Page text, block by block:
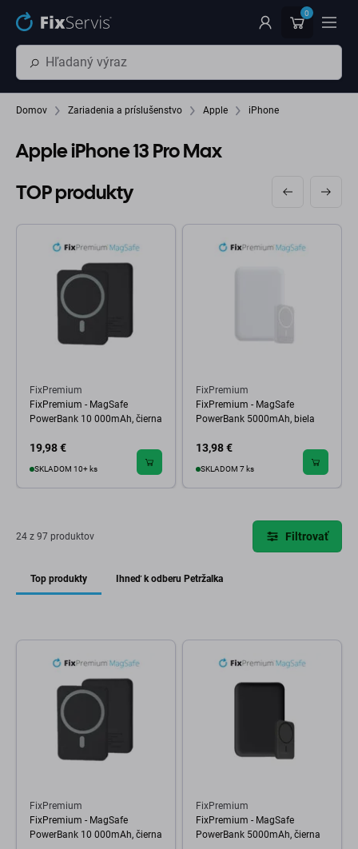
Preskočiť na hlavný obsah 0
Domov Zariadenia a príslušenstvo Apple iPhone
Apple iPhone 13 Pro Max
TOP produkty
FixPremium
FixPremium - MagSafe
PowerBank 10 000mAh, čierna
19,98 €
SKLADOM 10+ ks
FixPremium
FixPremium - MagSafe
PowerBank 5000mAh, biela
13,98 €
SKLADOM 7 ks
24 z 97 produktov Filtrovať
Top produkty Ihneď k odberu Petržalka
FixPremium
FixPremium - MagSafe
PowerBank 10 000mAh, čierna
FixPremium
FixPremium - MagSafe
PowerBank 5000mAh, čierna